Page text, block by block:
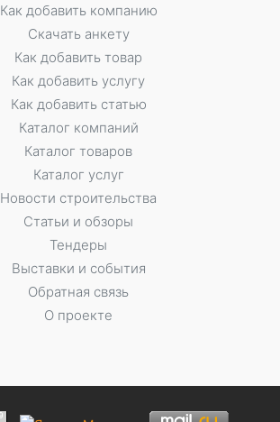
Как добавить компанию
Скачать анкету
Как добавить товар
Как добавить услугу
Как добавить статью
Каталог компаний
Каталог товаров
Каталог услуг
Новости строительства
Статьи и обзоры
Тендеры
Выставки и события
Обратная связь
О проекте